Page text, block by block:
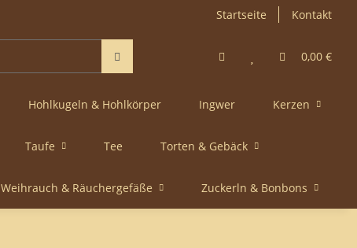
Startseite Kontakt
0,00 €
Hohlkugeln & Hohlkörper Ingwer Kerzen
Taufe Tee Torten & Gebäck
Weihrauch & Räuchergefäße Zuckerln & Bonbons